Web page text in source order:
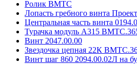
Ролик ВМТС
Лопасть гребного винта
Центральная часть винта
Турачка модуль А315
Винт 2047.00.00
Звездочка цепная 22К
Винт шаг 860 2094.00.02Л на